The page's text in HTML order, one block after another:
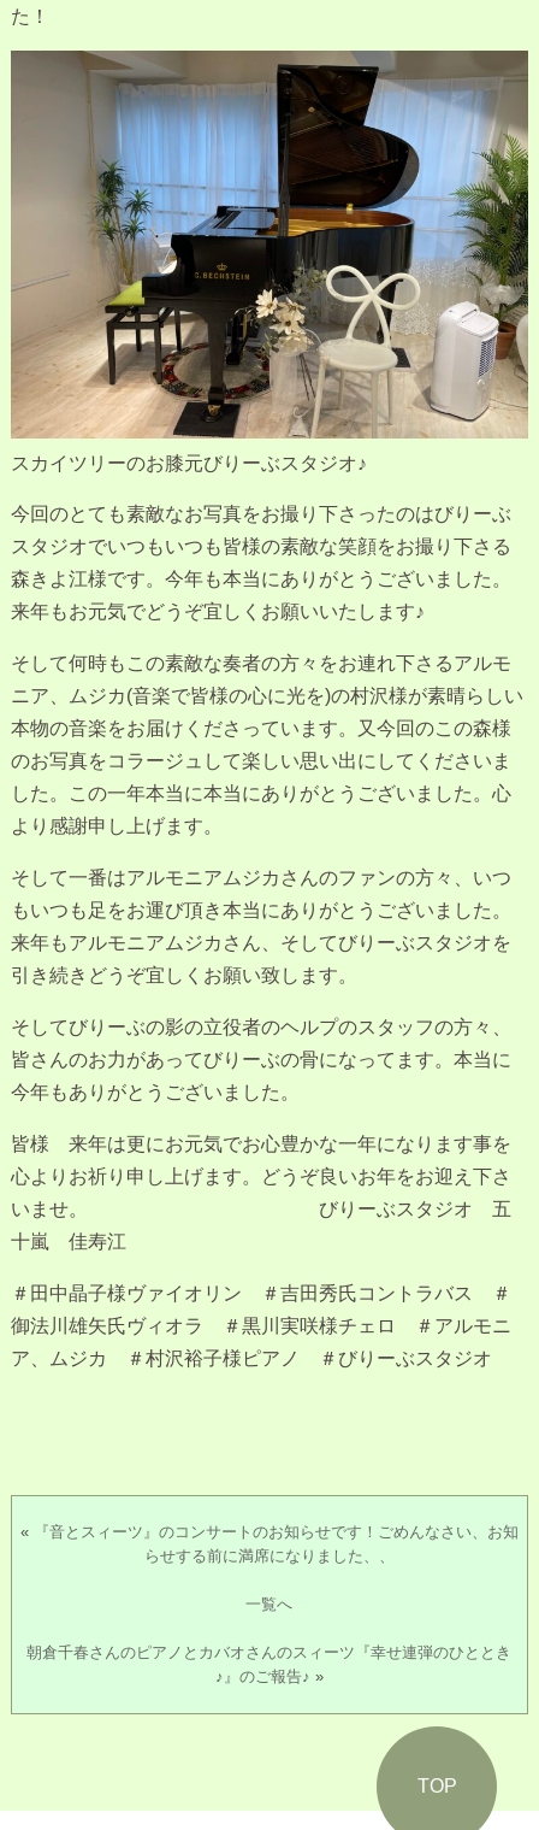
た！
スカイツリーのお膝元びりーぶスタジオ♪
今回のとても素敵なお写真をお撮り下さったのはびりーぶ
スタジオでいつもいつも皆様の素敵な笑顔をお撮り下さる
森きよ江様です。今年も本当にありがとうございました。
来年もお元気でどうぞ宜しくお願いいたします♪
そして何時もこの素敵な奏者の方々をお連れ下さるアルモ
ニア、ムジカ(音楽で皆様の心に光を)の村沢様が素晴らしい
本物の音楽をお届けくださっています。又今回のこの森様
のお写真をコラージュして楽しい思い出にしてくださいま
した。この一年本当に本当にありがとうございました。心
より感謝申し上げます。
そして一番はアルモニアムジカさんのファンの方々、いつ
もいつも足をお運び頂き本当にありがとうございました。
来年もアルモニアムジカさん、そしてびりーぶスタジオを
引き続きどうぞ宜しくお願い致します。
そしてびりーぶの影の立役者のヘルプのスタッフの方々、
皆さんのお力があってびりーぶの骨になってます。本当に
今年もありがとうございました。
皆様 来年は更にお元気でお心豊かな一年になります事を
心よりお祈り申し上げます。どうぞ良いお年をお迎え下さ
いませ。 びりーぶスタジオ 五
十嵐 佳寿江
＃田中晶子様ヴァイオリン ＃吉田秀氏コントラバス ＃
御法川雄矢氏ヴィオラ ＃黒川実咲様チェロ ＃アルモニ
ア、ムジカ ＃村沢裕子様ピアノ ＃びりーぶスタジオ
«
『音とスィーツ』のコンサートのお知らせです！ごめんなさい、お知
らせする前に満席になりました、、
一覧へ
朝倉千春さんのピアノとカバオさんのスィーツ『幸せ連弾のひととき
♪』のご報告♪ »
TOP